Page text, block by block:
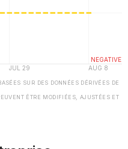
SUR DES DONNÉES DÉRIVÉES DE
ÊTRE MODIFIÉES, AJUSTÉES ET